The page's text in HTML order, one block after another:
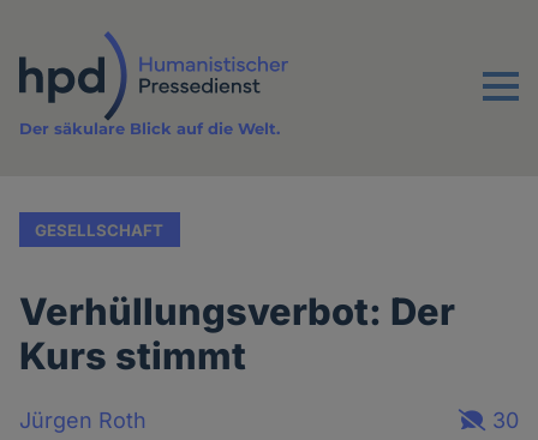
Inhalt
Menu
Der säkulare Blick auf die Welt.
GESELLSCHAFT
Verhüllungsverbot: Der
Kurs stimmt
Jürgen Roth
30